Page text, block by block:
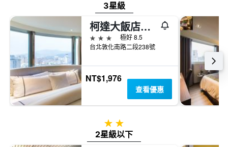
3星級
柯達大飯店台北敦南
3星級
極好 8.5
台北敦化南路二段238號
NT$1,976
查看優惠
2星級
2星級以下